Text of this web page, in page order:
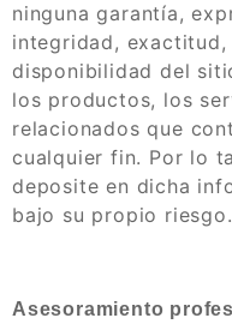
ninguna garantía,
integridad,
disponibilidad del
los productos, los
relacionados que
cualquier fin. Por lo
deposite en dicha
bajo su propio riesgo.
Asesoramiento